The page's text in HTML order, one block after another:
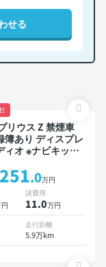
せる
リウス Z 禁煙車
簿あり ディスプレ
ィオ ※ナビキット
デジタルインナ
オートクルーズ
ー ETC バック
全方位カメラ ド
ーダー 衝突軽減
251.0万円
諸費用
11.0万円
走行距離
5.9万km